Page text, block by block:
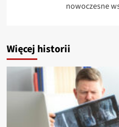
nowoczesne
Więcej historii